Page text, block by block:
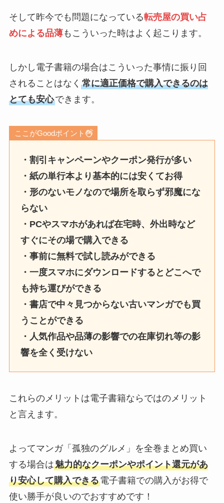
そして昨今でも問題になっている転売屋の買い占
めによる品薄もこういった時はよく起こります。
しかし電子書籍の場合はこういった事情に振り回
されることはなく 常に適正価格で購入できるのは
とても安心できます。
ここがGoodポイント
・割引キャンペーンやクーポン発行が多い
・紙の単行本より基本的には安くてお得
・形のないモノなので場所を取らず邪魔にな
らない
・PCやスマホがあれば在宅時、外出時など
すぐにその場で購入できる
・事前に無料で試し読みができる
・一度スマホにダウンロードするとどこへで
も持ち運びができる
・書店で中々見つからない古いマンガでも買
うことができる
・人気作品や品薄の影響での在庫切れ等の影
響を全く受けない
これらのメリットは電子書籍ならではのメリット
と言えます。
よってマンガ「孤独のグルメ」を全巻まとめ買い
する場合は魅力的なクーポンやポイント還元があ
り安心して購入できる電子書籍での購入がお得で
使い勝手が良いのでおすすめです！